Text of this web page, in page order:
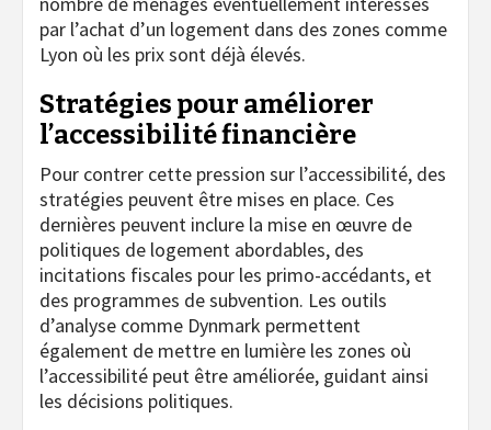
par l’achat d’un logement dans des zones comme
Lyon où les prix sont déjà élevés.
Stratégies pour améliorer
l’accessibilité financière
Pour contrer cette pression sur l’accessibilité, des
stratégies peuvent être mises en place. Ces
dernières peuvent inclure la mise en œuvre de
politiques de logement abordables, des
incitations fiscales pour les primo-accédants, et
des programmes de subvention. Les outils
d’analyse comme Dynmark permettent
également de mettre en lumière les zones où
l’accessibilité peut être améliorée, guidant ainsi
les décisions politiques.